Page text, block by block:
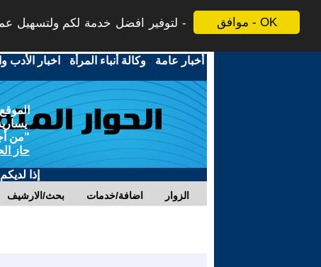
موافق - OK
لتوفير افضل خدمة لكم ولتسهيل
أخبار عامة -وكالة أنباء المرأة - اخبار الأدب
"من
حاز
إذا
بحث/الارشيف اضافة/خدمات الزوار